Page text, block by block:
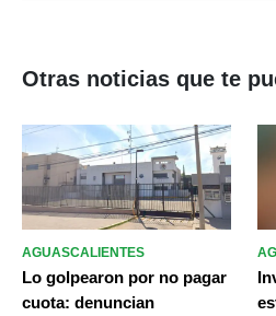
Otras noticias que te
AGUASCALIENTES
Lo golpearon por no pagar
cuota: denuncian